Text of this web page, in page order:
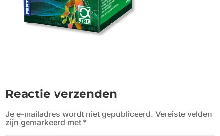
Reactie verzenden
Je e-mailadres wordt niet gepubliceerd. Vereiste velden
zijn gemarkeerd met *